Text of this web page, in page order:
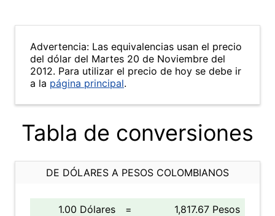
Advertencia: Las equivalencias usan el precio
del dólar del Martes 20 de Noviembre del
2012. Para utilizar el precio de hoy se debe ir
a la página principal.
Tabla de conversiones
DE DÓLARES A PESOS COLOMBIANOS
1.00 Dólares =
1,817.67 Pesos